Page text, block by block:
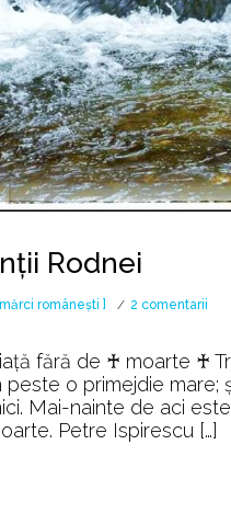
Rodnei
românești ] 2 comentarii
aur
din
fără de ♰ moarte ♰
o primejdie
Mai-nainte de aci
Petre Ispirescu […]